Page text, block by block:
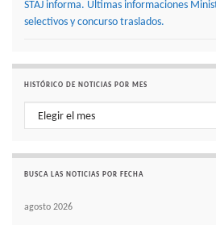
STAJ informa. Últimas informaciones
selectivos y concurso traslados.
HISTÓRICO DE NOTICIAS POR MES
Histórico de noticias por mes
BUSCA LAS NOTICIAS POR FECHA
agosto 2026